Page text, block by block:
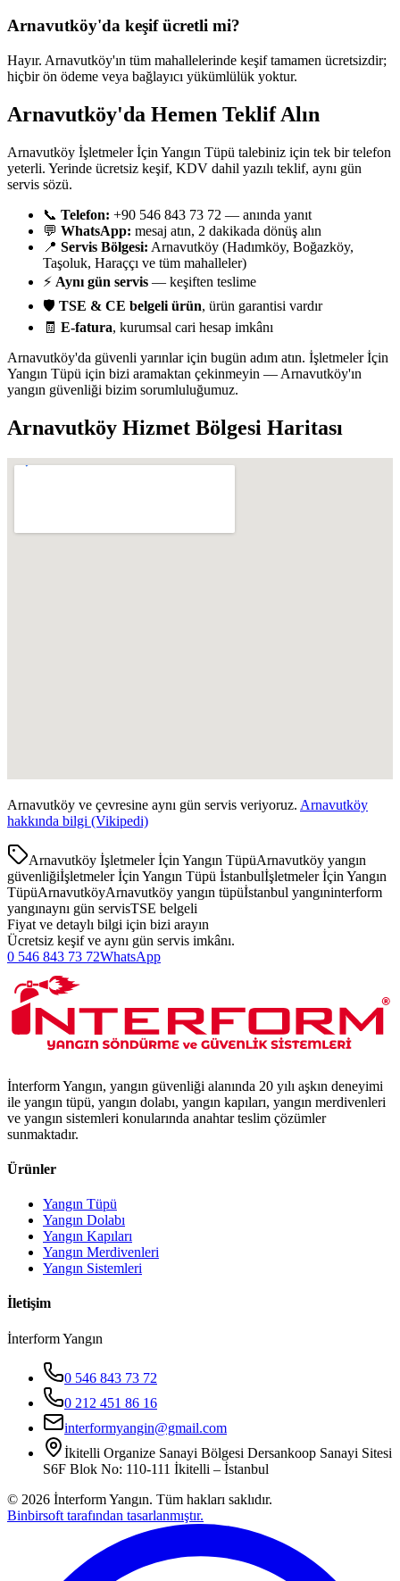
Arnavutköy'da keşif ücretli mi?
Hayır. Arnavutköy'ın tüm mahallelerinde keşif tamamen ücretsizdir;
hiçbir ön ödeme veya bağlayıcı yükümlülük yoktur.
Arnavutköy'da Hemen Teklif Alın
Arnavutköy İşletmeler İçin Yangın Tüpü talebiniz için tek bir telefon
yeterli. Yerinde ücretsiz keşif, KDV dahil yazılı teklif, aynı gün
servis sözü.
📞 Telefon: +90 546 843 73 72 — anında yanıt
💬 WhatsApp: mesaj atın, 2 dakikada dönüş alın
📍 Servis Bölgesi: Arnavutköy (Hadımköy, Boğazköy,
Taşoluk, Haraççı ve tüm mahalleler)
⚡ Aynı gün servis — keşiften teslime
🛡️ TSE & CE belgeli ürün, ürün garantisi vardır
🧾 E-fatura, kurumsal cari hesap imkânı
Arnavutköy'da güvenli yarınlar için bugün adım atın. İşletmeler İçin
Yangın Tüpü için bizi aramaktan çekinmeyin — Arnavutköy'ın
yangın güvenliği bizim sorumluluğumuz.
Arnavutköy Hizmet Bölgesi Haritası
Arnavutköy ve çevresine aynı gün servis veriyoruz. Arnavutköy
hakkında bilgi (Vikipedi)
Arnavutköy İşletmeler İçin Yangın TüpüArnavutköy yangın
güvenliğiİşletmeler İçin Yangın Tüpü İstanbulİşletmeler İçin Yangın
TüpüArnavutköyArnavutköy yangın tüpüİstanbul yangıninterform
yangınaynı gün servisTSE belgeli
Fiyat ve detaylı bilgi için bizi arayın
Ücretsiz keşif ve aynı gün servis imkânı.
0 546 843 73 72WhatsApp
İnterform Yangın, yangın güvenliği alanında 20 yılı aşkın deneyimi
ile yangın tüpü, yangın dolabı, yangın kapıları, yangın merdivenleri
ve yangın sistemleri konularında anahtar teslim çözümler
sunmaktadır.
Ürünler
Yangın Tüpü
Yangın Dolabı
Yangın Kapıları
Yangın Merdivenleri
Yangın Sistemleri
İletişim
İnterform Yangın
0 546 843 73 72
0 212 451 86 16
interformyangin@gmail.com
İkitelli Organize Sanayi Bölgesi Dersankoop Sanayi Sitesi
S6F Blok No: 110-111 İkitelli – İstanbul
© 2026 İnterform Yangın. Tüm hakları saklıdır.
Binbirsoft tarafından tasarlanmıştır.